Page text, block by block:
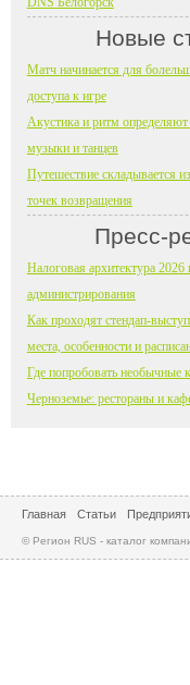
Новые
Матч начинается для
доступа к игре
Акустика и ритм определяют
музыки и танцев
Путешествие складывается
точек возвращения
Пресс-
Налоговая архитектура 2026
администрирования
Как проходят стендап-
места, особенности и
Где попробовать необычные
Черноземье: рестораны и
Главная Статьи
© Регион RUS - каталог